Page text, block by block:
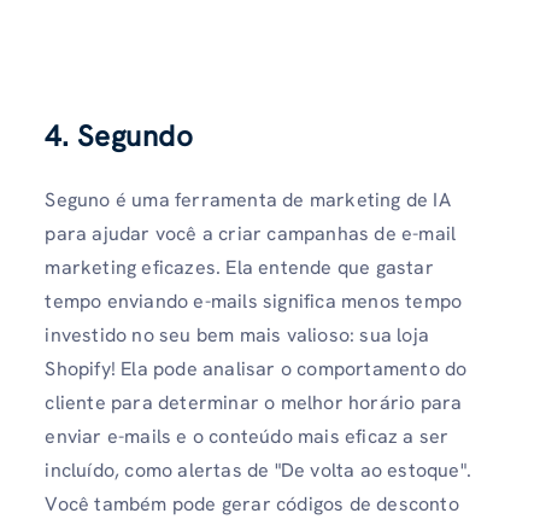
4. Segundo
Seguno é uma ferramenta de marketing de IA
para ajudar você a criar campanhas de e-mail
marketing eficazes. Ela entende que gastar
tempo enviando e-mails significa menos tempo
investido no seu bem mais valioso: sua loja
Shopify! Ela pode analisar o comportamento do
cliente para determinar o melhor horário para
enviar e-mails e o conteúdo mais eficaz a ser
incluído, como alertas de "De volta ao estoque".
Você também pode gerar códigos de desconto